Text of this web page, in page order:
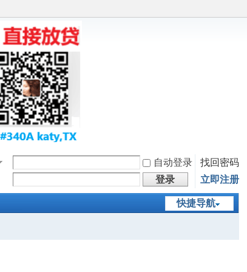
自动登录
找回密码
登录 立即注册
快捷导航